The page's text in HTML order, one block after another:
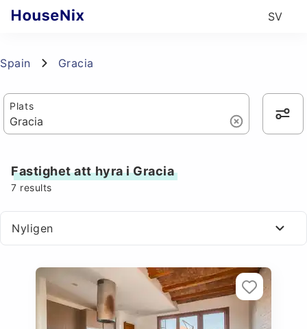
SV
Spain Gracia
Plats
Fastighet att hyra i Gracia
7 results
Nyligen